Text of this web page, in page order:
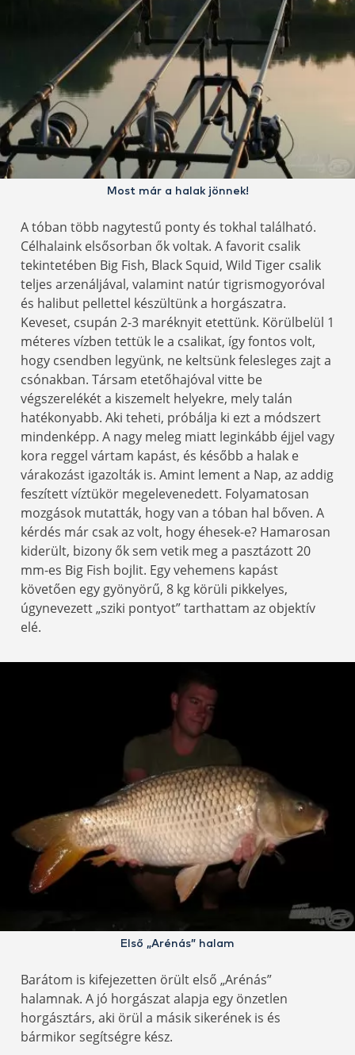
Most már a halak jönnek!
A tóban több nagytestű ponty és tokhal található.
Célhalaink elsősorban ők voltak. A favorit csalik
tekintetében Big Fish, Black Squid, Wild Tiger csalik
teljes arzenáljával, valamint natúr tigrismogyoróval
és halibut pellettel készültünk a horgászatra.
Keveset, csupán 2-3 maréknyit etettünk. Körülbelül 1
méteres vízben tettük le a csalikat, így fontos volt,
hogy csendben legyünk, ne keltsünk felesleges zajt a
csónakban. Társam etetőhajóval vitte be
végszerelékét a kiszemelt helyekre, mely talán
hatékonyabb. Aki teheti, próbálja ki ezt a módszert
mindenképp. A nagy meleg miatt leginkább éjjel vagy
kora reggel vártam kapást, és később a halak e
várakozást igazolták is. Amint lement a Nap, az addig
feszített víztükör megelevenedett. Folyamatosan
mozgások mutatták, hogy van a tóban hal bőven. A
kérdés már csak az volt, hogy éhesek-e? Hamarosan
kiderült, bizony ők sem vetik meg a pasztázott 20
mm-es Big Fish bojlit. Egy vehemens kapást
követően egy gyönyörű, 8 kg körüli pikkelyes,
úgynevezett „sziki pontyot” tarthattam az objektív
elé.
Első „Arénás” halam
Barátom is kifejezetten örült első „Arénás”
halamnak. A jó horgászat alapja egy önzetlen
horgásztárs, aki örül a másik sikerének is és
bármikor segítségre kész.